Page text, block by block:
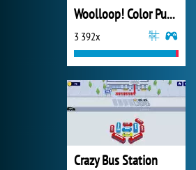
Woolloop! Color Puzzle
3 392x
Crazy Bus Station